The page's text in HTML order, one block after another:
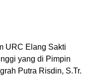
URC Elang Sakti
yang di Pimpin
Putra Risdin, S.Tr.